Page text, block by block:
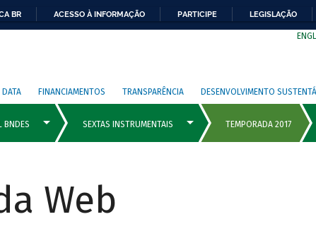
BR ACESSO À INFORMAÇÃO PARTICIPE LEGISLAÇÃO
DATA FINANCIAMENTOS TRANSPARÊNCIA DESENVOLVIMENTO
Web